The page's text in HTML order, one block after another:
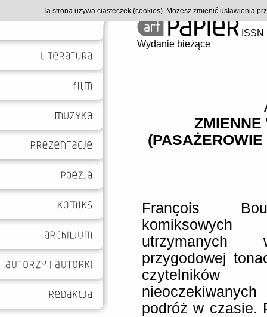
Wydanie bieżące
ZMIENNE
François
utrzymanych
przygodowej
podróż w czasie.
Ta strona używa ciasteczek (cookies). Możesz zmienić ustawienia